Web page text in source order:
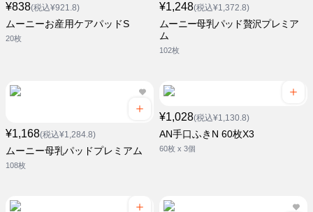
¥838(税込¥921.8)
ムーニーお産用ケアパッドS
20枚
¥1,248(税込¥1,372.8)
ムーニー母乳パッド贅沢プレミア
ム
102枚
¥1,168(税込¥1,284.8)
ムーニー母乳パッドプレミアム
108枚
¥1,028(税込¥1,130.8)
AN手口ふきN 60枚X3
60枚 x 3個